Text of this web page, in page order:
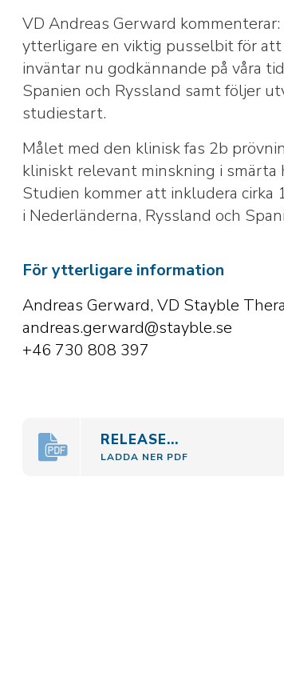
VD Andreas Gerward
ytterligare en viktig pusselbit för
inväntar nu godkännande på våra
Spanien och Ryssland samt följer
studiestart.
Målet med den klinisk fas 2b
kliniskt relevant minskning i
Studien kommer att inkludera
i Nederländerna, Ryssland och
För ytterligare information
Andreas Gerward, VD Stayble
andreas.gerward@stayble.se
+46 730 808 397
RELEASE...
LADDA NER PDF